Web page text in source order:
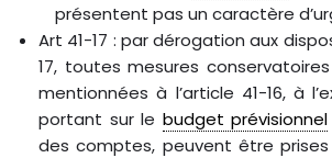
présentent pas un caractère
Art 41-17 : par dérogation aux
17, toutes mesures
mentionnées à l’article 41-16, à
portant sur le budget prévisionnel
des comptes, peuvent être